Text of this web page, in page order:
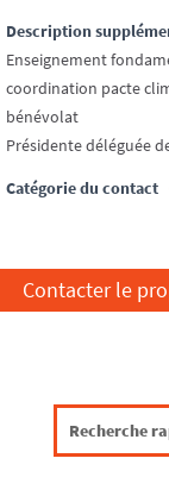
Description
Enseignement
coordination pacte
bénévolat
Présidente déléguée
Catégorie du contact
Contacter le